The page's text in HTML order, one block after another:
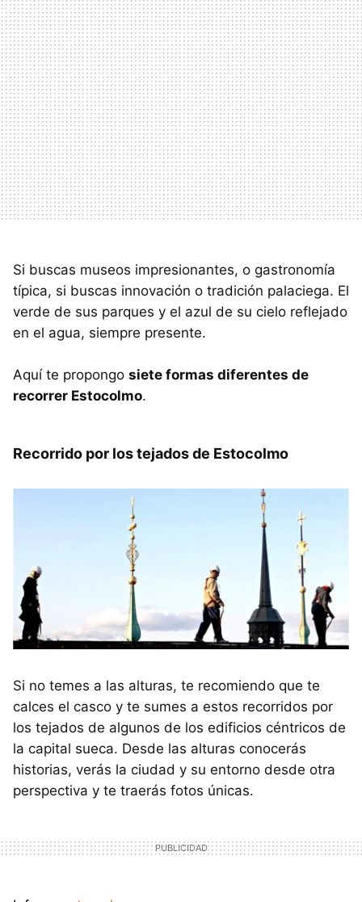
Si buscas museos impresionantes, o gastronomía
típica, si buscas innovación o tradición palaciega. El
verde de sus parques y el azul de su cielo reflejado
en el agua, siempre presente.
Aquí te propongo siete formas diferentes de
recorrer Estocolmo.
Recorrido por los tejados de Estocolmo
Si no temes a las alturas, te recomiendo que te
calces el casco y te sumes a estos recorridos por
los tejados de algunos de los edificios céntricos de
la capital sueca. Desde las alturas conocerás
historias, verás la ciudad y su entorno desde otra
perspectiva y te traerás fotos únicas.